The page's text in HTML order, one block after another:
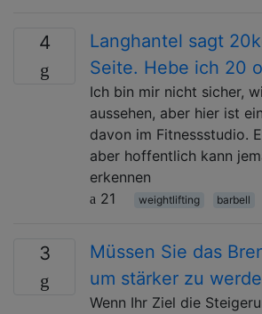
4
Langhantel sagt
Seite. Hebe ich 20
Ich bin mir nicht sicher,
aussehen, aber hier ist
davon im Fitnessstudio.
aber hoffentlich kann
erkennen
21
weightlifting barbell
3
Müssen Sie das
um stärker zu
Wenn Ihr Ziel die